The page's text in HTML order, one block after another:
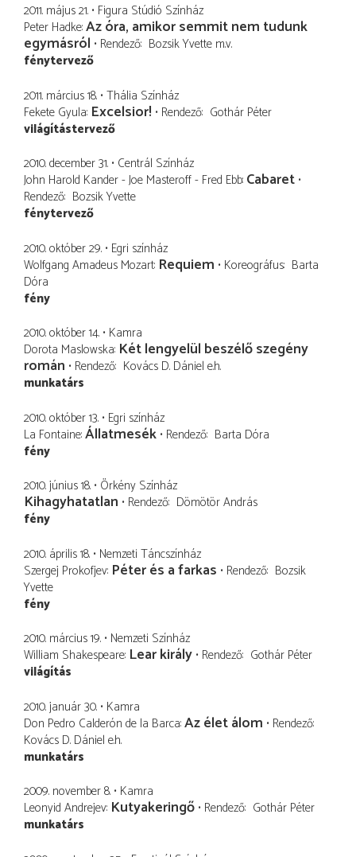
2011. május 21. Figura Stúdió Színház
Peter Hadke Az óra, amikor semmit nem tudunk
egymásról Rendező Bozsik Yvette m.v.
fénytervező
2011. március 18. Thália Színház
Fekete Gyula Excelsior! Rendező Gothár Péter
világítástervező
2010. december 31. Centrál Színház
John Harold Kander - Joe Masteroff - Fred Ebb Cabaret
Rendező Bozsik Yvette
fénytervező
2010. október 29. Egri színház
Wolfgang Amadeus Mozart Requiem Koreográfus Barta
Dóra
fény
2010. október 14. Kamra
Dorota Maslowska Két lengyelül beszélő szegény
román Rendező Kovács D. Dániel e.h.
munkatárs
2010. október 13. Egri színház
La Fontaine Állatmesék Rendező Barta Dóra
fény
2010. június 18. Örkény Színház
Kihagyhatatlan Rendező Dömötör András
fény
2010. április 18. Nemzeti Táncszínház
Szergej Prokofjev Péter és a farkas Rendező Bozsik
Yvette
fény
2010. március 19. Nemzeti Színház
William Shakespeare Lear király Rendező Gothár Péter
világítás
2010. január 30. Kamra
Don Pedro Calderón de la Barca Az élet álom Rendező
Kovács D. Dániel e.h.
munkatárs
2009. november 8. Kamra
Leonyid Andrejev Kutyakeringő Rendező Gothár Péter
munkatárs